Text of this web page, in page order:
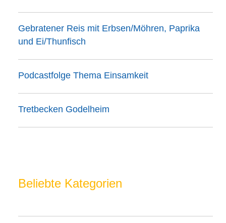
Gebratener Reis mit Erbsen/Möhren, Paprika
und Ei/Thunfisch
Podcastfolge Thema Einsamkeit
Tretbecken Godelheim
Beliebte Kategorien